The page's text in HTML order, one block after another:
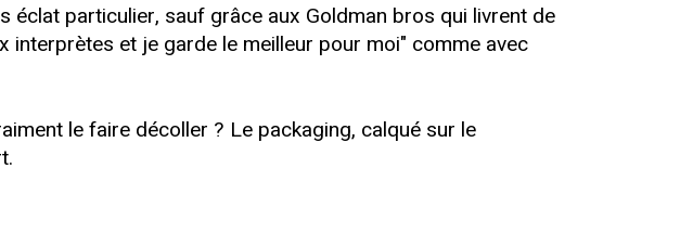
éclat particulier, sauf grâce aux Goldman bros qui livrent de
et je garde le meilleur pour moi" comme avec
le faire décoller ? Le packaging, calqué sur le